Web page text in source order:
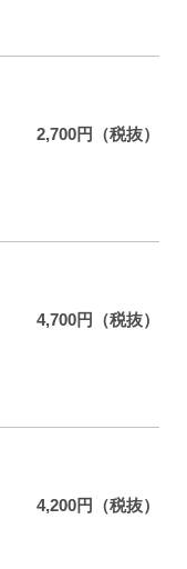
2,700円（税抜）
4,700円（税抜）
4,200円（税抜）